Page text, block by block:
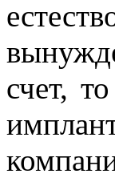
счет,